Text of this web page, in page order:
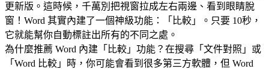
更新版。這時候，千萬別把視窗拉成左右兩邊、看到眼睛脫
窗！Word 其實內建了一個神級功能：「比較」。只要 10秒，
它就能幫你自動標註出所有的不同之處。
為什麼推薦 Word 內建「比較」功能？在搜尋「文件對照」或
「Word 比較」時，你可能會看到很多第三方軟體，但 Word